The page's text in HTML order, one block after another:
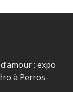
: expo
à Perros-